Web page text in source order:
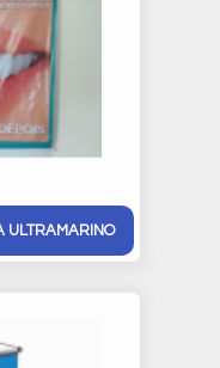
ULTRAMARINO